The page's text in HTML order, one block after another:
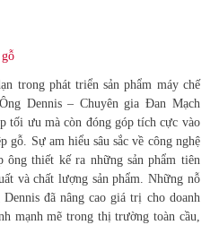
trong phát triển sản phẩm máy chế
Dennis – Chuyên gia Đan Mạch
tối ưu mà còn đóng góp tích cực vào
gỗ. Sự am hiểu sâu sắc về công nghệ
thiết kế ra những sản phẩm tiên
và chất lượng sản phẩm. Những nỗ
đã nâng cao giá trị cho doanh
mạnh mẽ trong thị trường toàn cầu,